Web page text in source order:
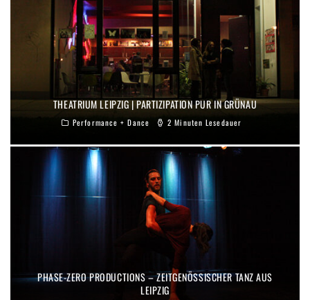
THEATRIUM LEIPZIG | PARTIZIPATION PUR IN GRÜNAU
Performance + Dance 2 Minuten Lesedauer
PHASE-ZERO PRODUCTIONS – ZEITGENÖSSISCHER TANZ AUS
LEIPZIG